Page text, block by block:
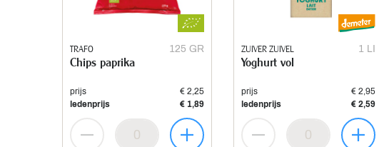
TRAFO 125 GR
Chips paprika
prijs
€ 2,25
ledenprijs
€ 1,89
ZUIVER ZUIVEL 1 LI
Yoghurt vol
prijs
€ 2,95
ledenprijs
€ 2,59